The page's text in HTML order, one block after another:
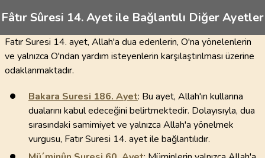
Fâtır Sûresi 14. Ayet ile Bağlantılı Diğer Ayetler
Fatır Suresi 14. ayet, Allah'a dua edenlerin, O'na yönelenlerin
ve yalnızca O'ndan yardım isteyenlerin karşılaştırılması üzerine
odaklanmaktadır.
Bakara Suresi 186. Ayet: Bu ayet, Allah'ın kullarına
dualarını kabul edeceğini belirtmektedir. Dolayısıyla, dua
sırasındaki samimiyet ve yalnızca Allah'a yönelmek
vurgusu, Fatır Suresi 14. ayet ile bağlantılıdır.